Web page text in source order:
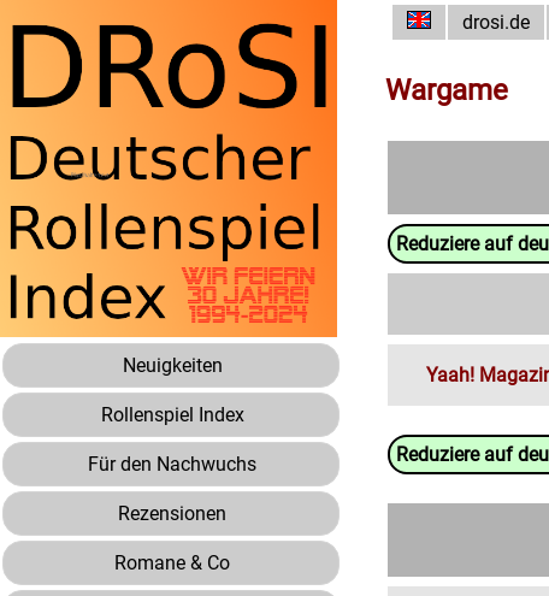
Neuigkeiten
Rollenspiel Index
Für den Nachwuchs
Rezensionen
Romane & Co
drosi.de
Wargame
Reduziere auf
Yaah!
Reduziere auf